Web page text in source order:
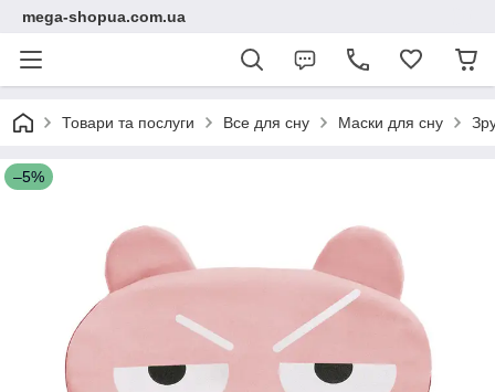
mega-shopua.com.ua
Товари та послуги Все для сну Маски для сну
–5%